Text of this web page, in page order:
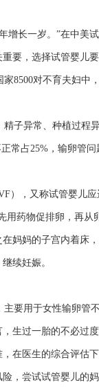
长一岁。”在中美
要，选择试管婴儿
8500对不育夫妇中
子异常、种植过程
常占25%，输卵管
，又称试管婴儿
用药物促排卵，再
妈妈的子宫内着床
续妊娠。
要用于女性输卵管
生过一胎的不必过
在医生的综合评估
，尝试试管婴儿的